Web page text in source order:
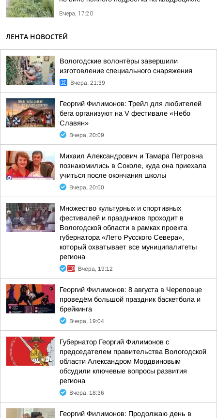
Вчера, 17:20
ЛЕНТА НОВОСТЕЙ
Вологодские волонтёры завершили
изготовление специального снаряжения
Вчера, 21:39
Георгий Филимонов: Трейл для любителей
бега организуют на V фестивале «Небо
Славян»
Вчера, 20:09
Михаил Александрович и Тамара Петровна
познакомились в Соколе, куда она приехала
учиться после окончания школы
Вчера, 20:00
Множество культурных и спортивных
фестивалей и праздников проходит в
Вологодской области в рамках проекта
губернатора «Лето Русского Севера»,
который охватывает все муниципалитеты
региона
Вчера, 19:12
Георгий Филимонов: 8 августа в Череповце
проведём большой праздник баскетбола и
брейкинга
Вчера, 19:04
Губернатор Георгий Филимонов с
председателем правительства Вологодской
области Александром Мордвиновым
обсудили ключевые вопросы развития
региона
Вчера, 18:36
Георгий Филимонов: Продолжаю день в